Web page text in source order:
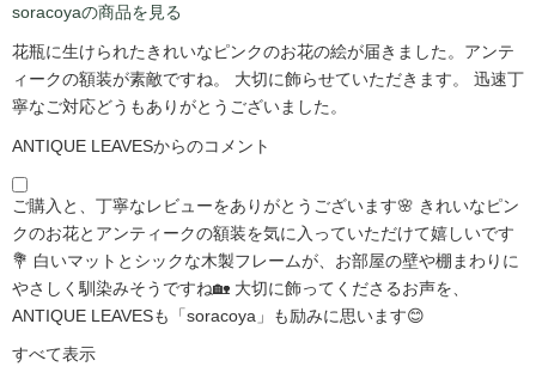
soracoyaの商品を見る
花瓶に生けられたきれいなピンクのお花の絵が届きました。アンテ
ィークの額装が素敵ですね。 大切に飾らせていただきます。 迅速丁
寧なご対応どうもありがとうございました。
ANTIQUE LEAVESからのコメント
ご購入と、丁寧なレビューをありがとうございます🌸 きれいなピン
クのお花とアンティークの額装を気に入っていただけて嬉しいです
💐 白いマットとシックな木製フレームが、お部屋の壁や棚まわりに
やさしく馴染みそうですね🏡 大切に飾ってくださるお声を、
ANTIQUE LEAVESも「soracoya」も励みに思います😊
すべて表示